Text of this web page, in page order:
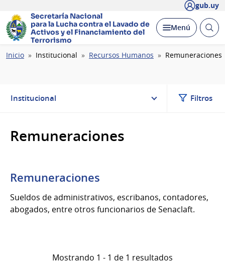
gub.uy
Secretaría Nacional
para la Lucha contra el Lavado de
Activos y el Financiamiento del
Terrorismo
Desplegar
Menú Abrir
Ruta
Inicio Institucional Recursos Humanos Remuneraciones
Institucional Filtros
Remuneraciones
Remuneraciones
Sueldos de administrativos, escribanos, contadores,
abogados, entre otros funcionarios de Senaclaft.
Mostrando 1 - 1 de 1 resultados